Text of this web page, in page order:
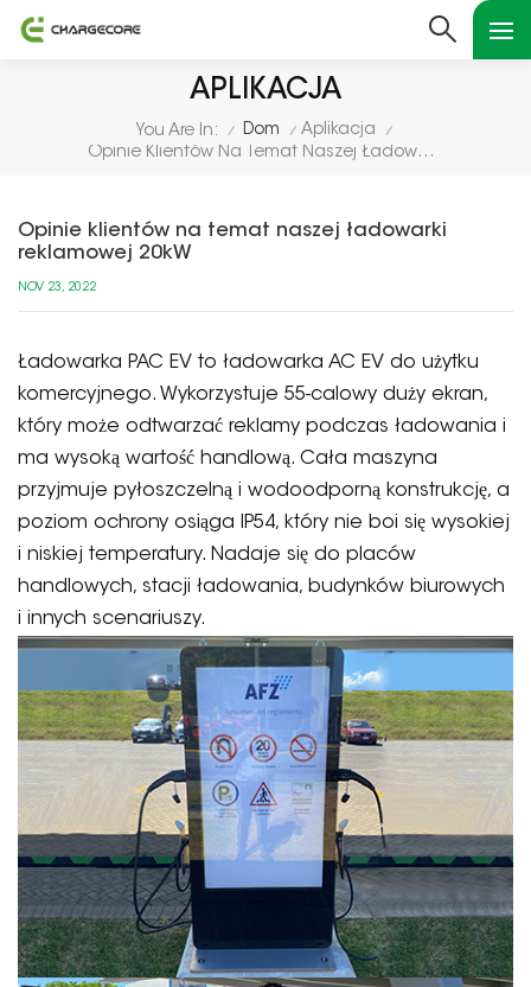
APLIKACJA
You Are In: / Dom / Aplikacja /
Opinie Klientów Na Temat Naszej Ładowarki Reklamowej 20kW
Opinie klientów na temat naszej ładowarki
reklamowej 20kW
NOV 23, 2022
Ładowarka PAC EV to ładowarka AC EV do użytku
komercyjnego. Wykorzystuje 55-calowy duży ekran,
który może odtwarzać reklamy podczas ładowania i
ma wysoką wartość handlową. Cała maszyna
przyjmuje pyłoszczelną i wodoodporną konstrukcję, a
poziom ochrony osiąga IP54, który nie boi się wysokiej
i niskiej temperatury. Nadaje się do placów
handlowych, stacji ładowania, budynków biurowych
i innych scenariuszy.